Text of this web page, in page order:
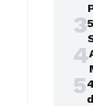
3
4
5